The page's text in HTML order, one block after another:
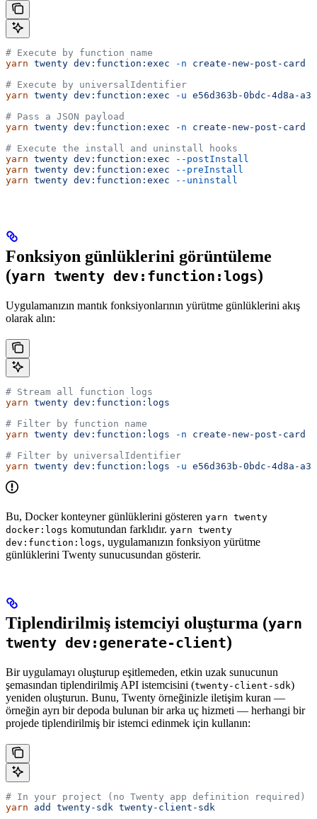
# Execute by function name
yarn twenty dev:function:exec -n create-new-post-card
# Execute by universalIdentifier
yarn twenty dev:function:exec -u e56d363b-0bdc-4d8a-
# Pass a JSON payload
yarn twenty dev:function:exec -n create-new-post-card
# Execute the install and uninstall hooks
yarn twenty dev:function:exec --postInstall
yarn twenty dev:function:exec --preInstall
yarn twenty dev:function:exec --uninstall
Fonksiyon günlüklerini görüntüleme
(yarn twenty dev:function:logs)
Uygulamanızın mantık fonksiyonlarının yürütme günlüklerini akış
olarak alın:
# Stream all function logs
yarn twenty dev:function:logs
# Filter by function name
yarn twenty dev:function:logs -n create-new-post-card
# Filter by universalIdentifier
yarn twenty dev:function:logs -u e56d363b-0bdc-4d8a-
Bu, Docker konteyner günlüklerini gösteren yarn twenty
docker:logs komutundan farklıdır. yarn twenty
dev:function:logs, uygulamanızın fonksiyon yürütme
günlüklerini Twenty sunucusundan gösterir.
Tiplendirilmiş istemciyi oluşturma (yarn
twenty dev:generate-client)
Bir uygulamayı oluşturup eşitlemeden, etkin uzak sunucunun
şemasından tiplendirilmiş API istemcisini (twenty-client-sdk)
yeniden oluşturun. Bunu, Twenty örneğinizle iletişim kuran —
örneğin ayrı bir depoda bulunan bir arka uç hizmeti — herhangi bir
projede tiplendirilmiş bir istemci edinmek için kullanın:
# In your project (no Twenty app definition required)
yarn add twenty-sdk twenty-client-sdk